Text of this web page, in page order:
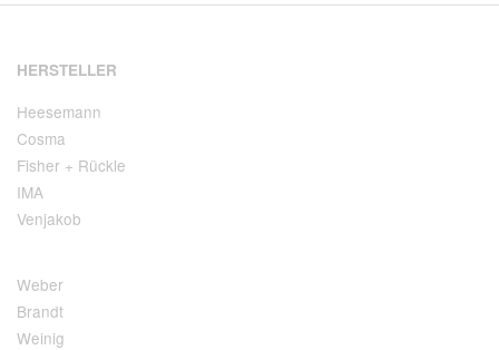
HERSTELLER
Heesemann
Cosma
Fisher + Rückle
IMA
Venjakob
Weber
Brandt
Weinig